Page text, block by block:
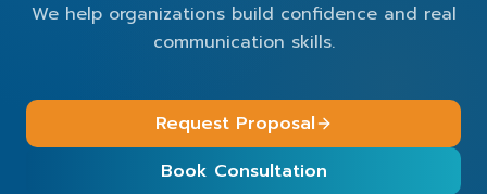
We help organizations build confidence and real
communication skills.
Request Proposal
Book Consultation